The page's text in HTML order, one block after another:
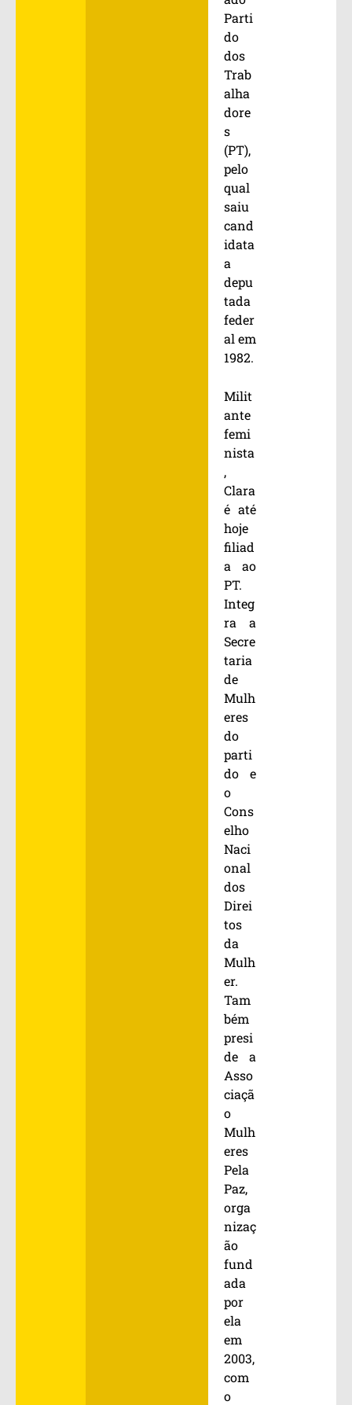
Parti
do
dos
Trab
alha
dore
s
(PT),
pelo
qual
saiu
cand
idata
a
depu
tada
feder
al em
1982.
Milit
ante
femi
nista
,
Clara
é até
hoje
filiad
a ao
PT.
Integ
ra a
Secre
taria
de
Mulh
eres
do
parti
do e
o
Cons
elho
Naci
onal
dos
Direi
tos
da
Mulh
er.
Tam
bém
presi
de a
Asso
ciaçã
o
Mulh
eres
Pela
Paz,
orga
nizaç
ão
fund
ada
por
ela
em
2003,
com
o